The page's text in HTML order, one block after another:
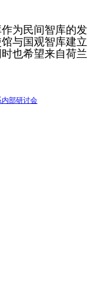
为民间智库的发
与国观智库建立
也希望来自荷兰
部研讨会